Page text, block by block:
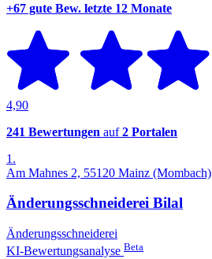
+67 gute Bew. letzte 12 Monate
4,90
241 Bewertungen auf2 Portalen
1.
Am Mahnes 2, 55120 Mainz (Mombach)
Änderungsschneiderei Bilal
Änderungsschneiderei
KI-Bewertungsanalyse Beta